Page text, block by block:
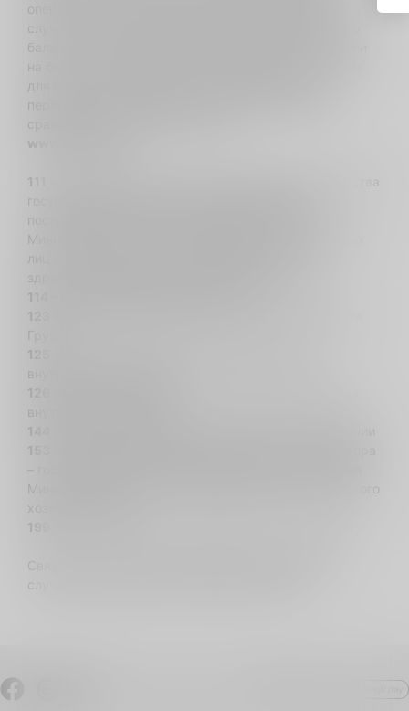
операторов. Уплата стоимости производится в том
случае, если сумма, израсходованная с мобильного
баланса на протяжении месяца, превышает 5 ₾. Если
для оплаты стоимости услуги, задолженность
перейдет на следующий месяц и будет удержана
сразу же по пополнению баланса.
www.112.gov.ge
111
пострадавшим, жертвам траффикинга и детям
Министерства по делам вынужденно перемещенных
лиц с оккупированных территорий, труда,
здравоохранения и социальной защиты Грузии
114 –
123
125
внутренних дел Грузии
126
144
153
– государственного подведомственного учреждения
Министерства охраны окружающей среды и сельского
199
Связаться по указанным номерам можно даже в
случае двустороннего отключения номера.